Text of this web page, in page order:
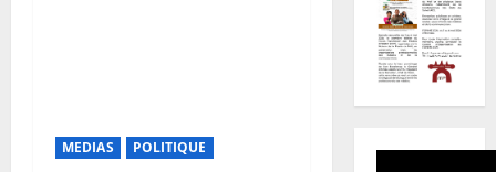
MEDIAS POLITIQUE